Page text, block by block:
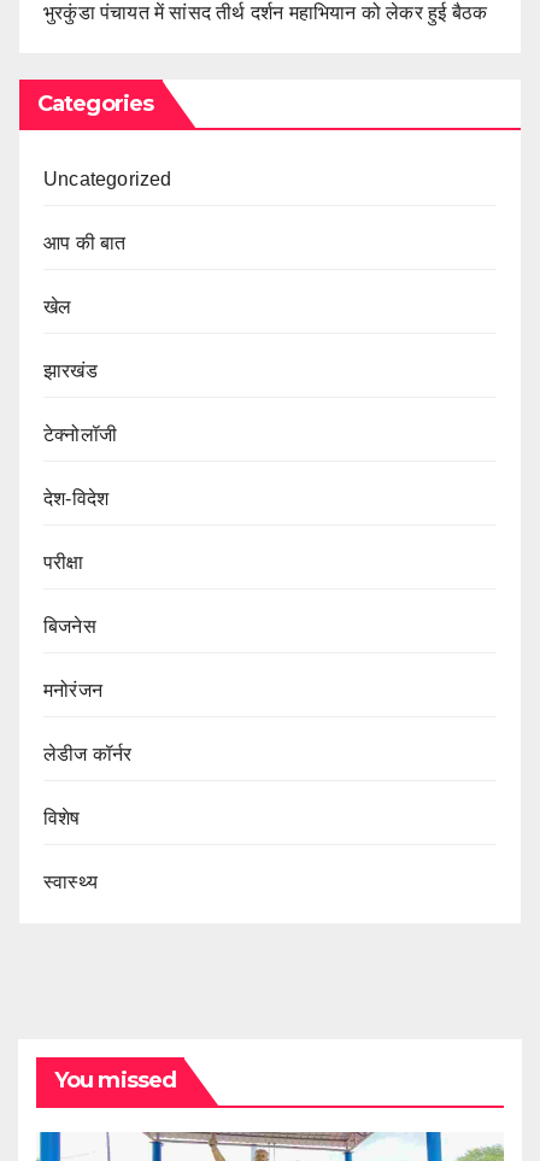
भुरकुंडा पंचायत में सांसद तीर्थ दर्शन महाभियान को लेकर हुई बैठक
Categories
Uncategorized
आप की बात
खेल
झारखंड
टेक्नोलॉजी
देश-विदेश
परीक्षा
बिजनेस
मनोरंजन
लेडीज कॉर्नर
विशेष
स्वास्थ्य
You missed